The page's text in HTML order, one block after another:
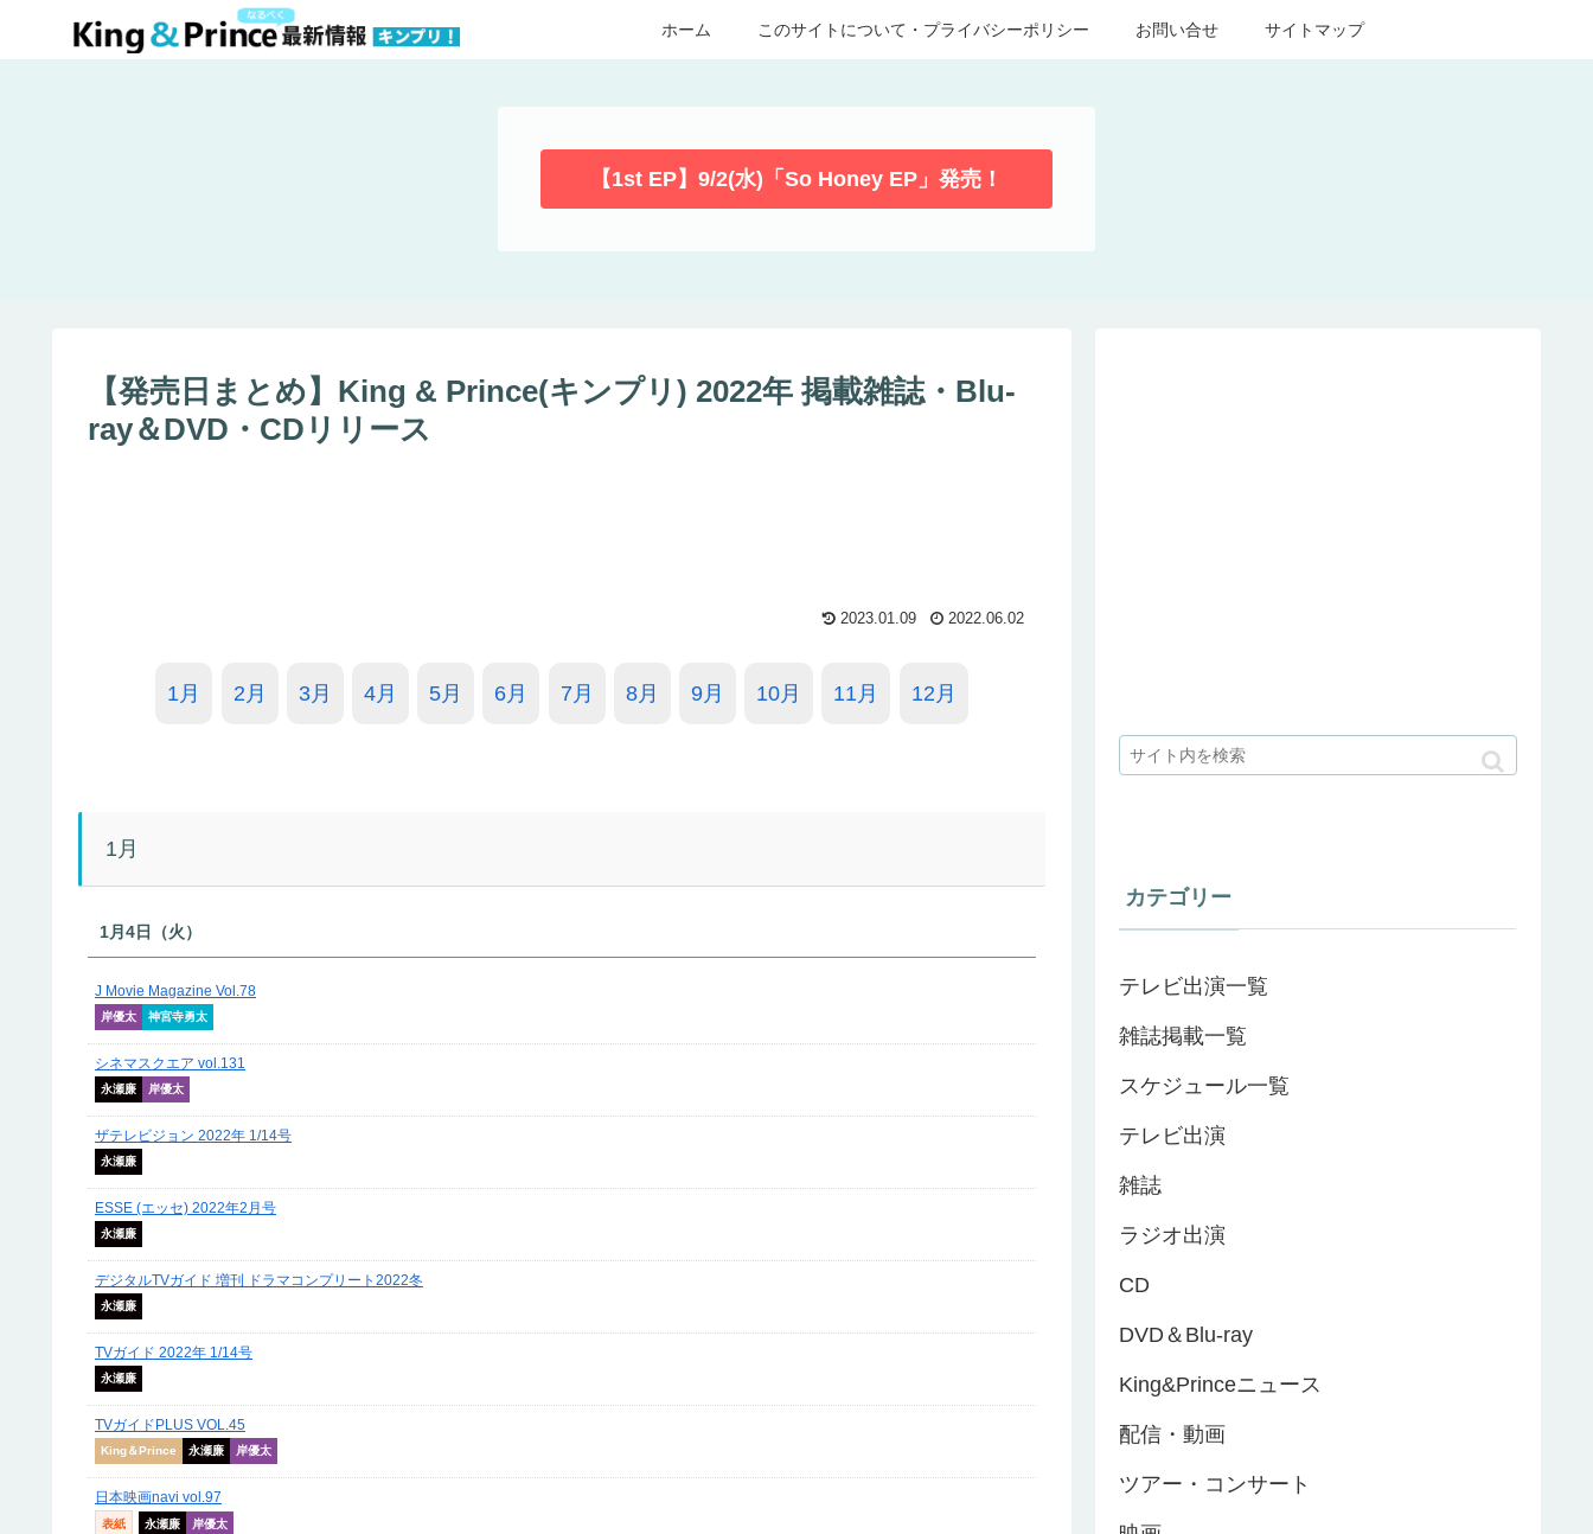
ホーム このサイトについて・プライバシーポリシー お問い合せ サイトマップ
【1st EP】9/2(水)「So Honey EP」発売！
【発売日まとめ】King & Prince(キンプリ) 2022年 掲載雑誌・Blu-
ray＆DVD・CDリリース
2023.01.09 2022.06.02
1月 2月 3月 4月 5月 6月 7月 8月 9月 10月 11月 12月
1月
1月4日（火）
J Movie Magazine Vol.78
岸優太 神宮寺勇太
シネマスクエア vol.131
永瀬廉 岸優太
ザテレビジョン 2022年 1/14号
永瀬廉
ESSE (エッセ) 2022年2月号
永瀬廉
デジタルTVガイド 増刊 ドラマコンプリート2022冬
永瀬廉
TVガイド 2022年 1/14号
永瀬廉
TVガイドPLUS VOL.45
King＆Prince 永瀬廉 岸優太
日本映画navi vol.97
表紙 永瀬廉 岸優太
カテゴリー
テレビ出演一覧
雑誌掲載一覧
スケジュール一覧
テレビ出演
雑誌
ラジオ出演
CD
DVD＆Blu-ray
King&Princeニュース
配信・動画
ツアー・コンサート